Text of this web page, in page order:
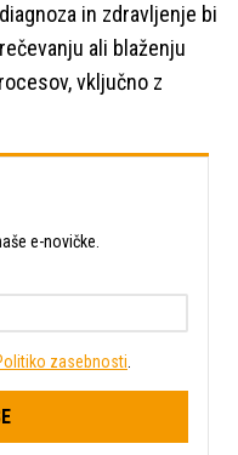
in zdravljenje bi
ali blaženju
vključno z
e-novičke.
zasebnosti